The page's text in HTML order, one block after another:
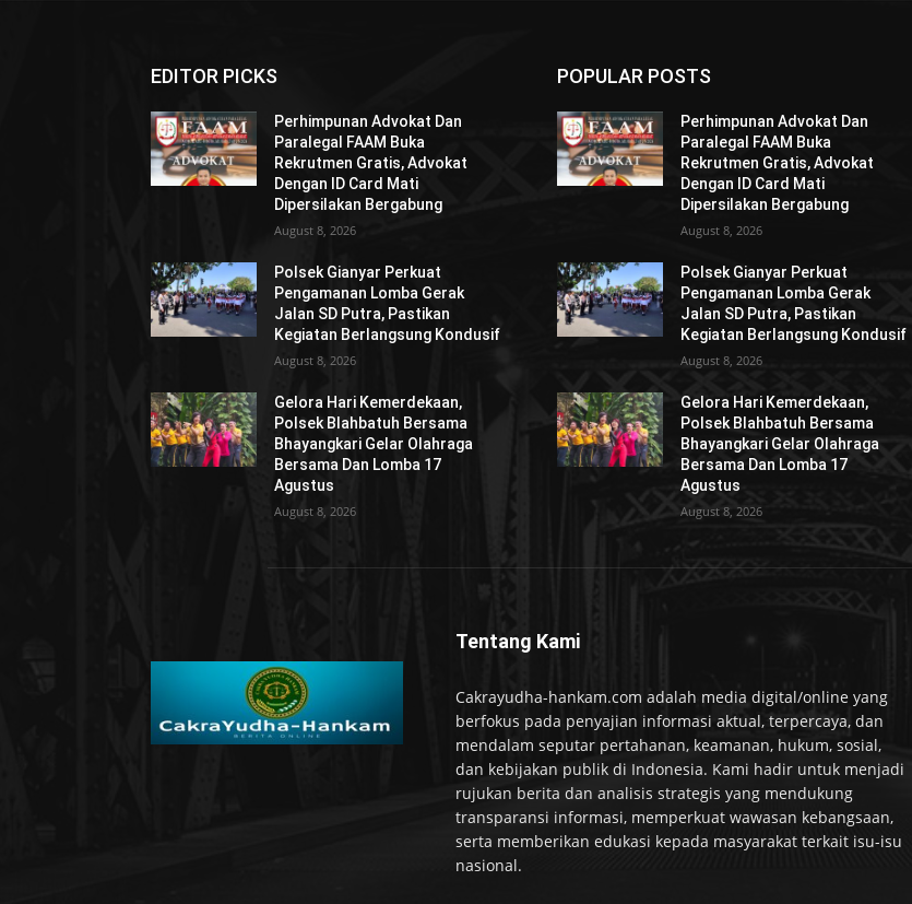
EDITOR PICKS
Perhimpunan Advokat Dan
Paralegal FAAM Buka
Rekrutmen Gratis, Advokat
Dengan ID Card Mati
Dipersilakan Bergabung
August 8, 2026
Polsek Gianyar Perkuat
Pengamanan Lomba Gerak
Jalan SD Putra, Pastikan
Kegiatan Berlangsung Kondusif
August 8, 2026
Gelora Hari Kemerdekaan,
Polsek Blahbatuh Bersama
Bhayangkari Gelar Olahraga
Bersama Dan Lomba 17
Agustus
August 8, 2026
POPULAR POSTS
Perhimpunan Advokat Dan
Paralegal FAAM Buka
Rekrutmen Gratis, Advokat
Dengan ID Card Mati
Dipersilakan Bergabung
August 8, 2026
Polsek Gianyar Perkuat
Pengamanan Lomba Gerak
Jalan SD Putra, Pastikan
Kegiatan Berlangsung Kondusif
August 8, 2026
Gelora Hari Kemerdekaan,
Polsek Blahbatuh Bersama
Bhayangkari Gelar Olahraga
Bersama Dan Lomba 17
Agustus
August 8, 2026
Tentang Kami
Cakrayudha-hankam.com adalah media digital/online yang
berfokus pada penyajian informasi aktual, terpercaya, dan
mendalam seputar pertahanan, keamanan, hukum, sosial,
dan kebijakan publik di Indonesia. Kami hadir untuk menjadi
rujukan berita dan analisis strategis yang mendukung
transparansi informasi, memperkuat wawasan kebangsaan,
serta memberikan edukasi kepada masyarakat terkait isu-isu
nasional.